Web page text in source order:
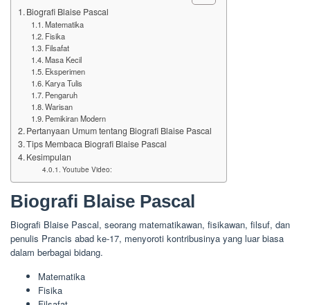
Biografi Blaise Pascal
Matematika
Fisika
Filsafat
Masa Kecil
Eksperimen
Karya Tulis
Pengaruh
Warisan
Pemikiran Modern
Pertanyaan Umum tentang Biografi Blaise Pascal
Tips Membaca Biografi Blaise Pascal
Kesimpulan
Youtube Video:
Biografi Blaise Pascal
Biografi Blaise Pascal, seorang matematikawan, fisikawan, filsuf, dan
penulis Prancis abad ke-17, menyoroti kontribusinya yang luar biasa
dalam berbagai bidang.
Matematika
Fisika